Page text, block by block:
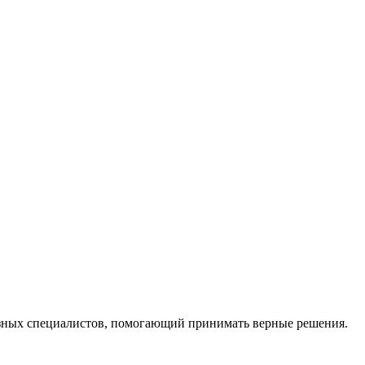
специалистов, помогающий принимать верные решения.